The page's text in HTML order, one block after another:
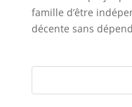
famille d’être
décente sans